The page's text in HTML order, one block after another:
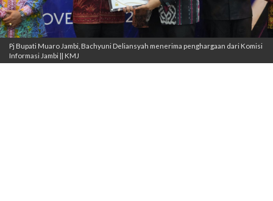
Pj Bupati Muaro Jambi, Bachyuni Deliansyah menerima penghargaan dari Komisi
Informasi Jambi || KMJ